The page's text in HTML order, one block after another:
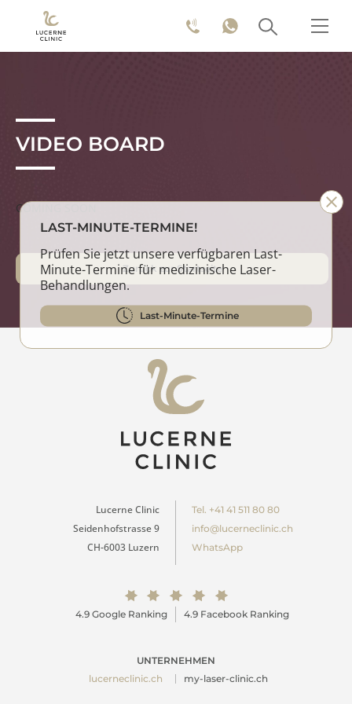
LAST-MINUTE-TERMINE!
Prüfen Sie jetzt unsere verfügbaren Last-
Minute-Termine für medizinische Laser-
Behandlungen.
Last-Minute-Termine
VIDEO BOARD
COMING SOON
Zurück zur Startseite
4.9 Google Ranking 4.9 Facebook Ranking
UNTERNEHMEN
lucerneclinic.ch
my-laser-clinic.ch
Lucerne Clinic
Seidenhofstrasse 9
CH-6003 Luzern
Tel. +41 41 511 80 80
info@lucerneclinic.ch
WhatsApp